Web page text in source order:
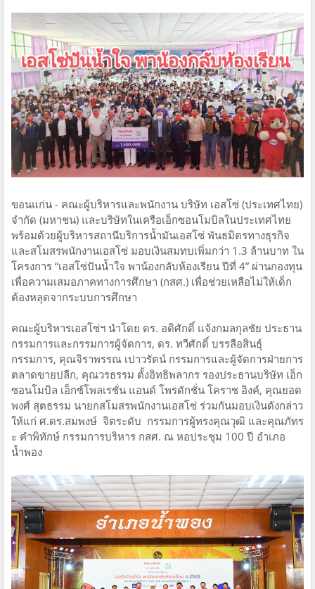
ขอนแก่น - คณะผู้บริหารและพนักงาน บริษัท เอสโซ่ (ประเทศไทย)
จำกัด (มหาชน) และบริษัทในเครือเอ็กซอนโมบิลในประเทศไทย
พร้อมด้วยผู้บริหารสถานีบริการน้ำมันเอสโซ่ พันธมิตรทางธุรกิจ
และสโมสรพนักงานเอสโซ่ มอบเงินสมทบเพิ่มกว่า 1.3 ล้านบาท ใน
โครงการ “เอสโซ่ปันน้ำใจ พาน้องกลับห้องเรียน ปีที่ 4” ผ่านกองทุน
เพื่อความเสมอภาคทางการศึกษา (กสศ.) เพื่อช่วยเหลือไม่ให้เด็ก
ต้องหลุดจากระบบการศึกษา
คณะผู้บริหารเอสโซ่ฯ นำโดย ดร. อดิศักดิ์ แจ้งกมลกุลชัย ประธาน
กรรมการและกรรมการผู้จัดการ, ดร. ทวีศักดิ์ บรรลือสินธุ์
กรรมการ, คุณจิราพรรณ เปาวรัตน์ กรรมการและผู้จัดการฝ่ายการ
ตลาดขายปลีก, คุณวรธรรม ตั้งอิทธิพลากร รองประธานบริษัท เอ็ก
ซอนโมบิล เอ็กซ์โพลเรชั่น แอนด์ โพรดักชั่น โคราช อิงค์, คุณยอด
พงศ์ สุตธรรม นายกสโมสรพนักงานเอสโซ่ ร่วมกันมอบเงินดังกล่าว
ให้แก่ ศ.ดร.สมพงษ์ จิตระดับ กรรมการผู้ทรงคุณวุฒิ และคุณภัทร
ะ คำพิทักษ์ กรรมการบริหาร กสศ. ณ หอประชุม 100 ปี อำเภอ
น้ำพอง